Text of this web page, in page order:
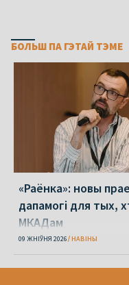
БОЛЬШ ПА ГЭТАЙ ТЭМЕ
«Раёнка»: новы
дапамогі для тых,
МКАДам
09 ЖНІЎНЯ 2026 НАВІНЫ